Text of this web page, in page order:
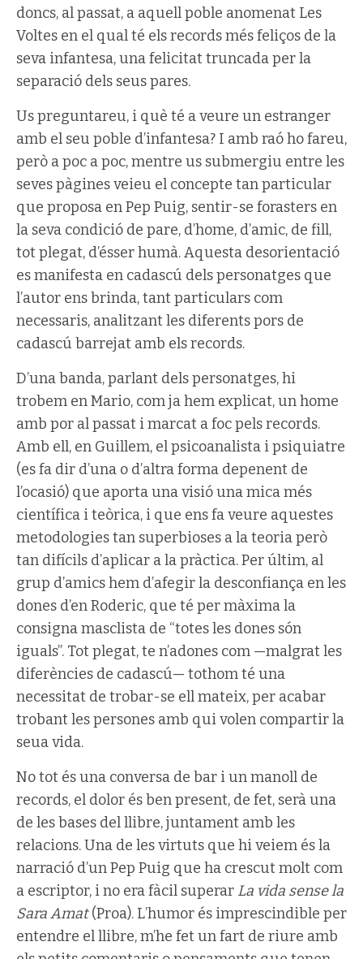
doncs, al passat, a aquell poble anomenat Les
Voltes en el qual té els records més feliços de la
seva infantesa, una felicitat truncada per la
separació dels seus pares.
Us preguntareu, i què té a veure un estranger
amb el seu poble d’infantesa? I amb raó ho fareu,
però a poc a poc, mentre us submergiu entre les
seves pàgines veieu el concepte tan particular
que proposa en Pep Puig, sentir-se forasters en
la seva condició de pare, d’home, d’amic, de fill,
tot plegat, d’ésser humà. Aquesta desorientació
es manifesta en cadascú dels personatges que
l’autor ens brinda, tant particulars com
necessaris, analitzant les diferents pors de
cadascú barrejat amb els records.
D’una banda, parlant dels personatges, hi
trobem en Mario, com ja hem explicat, un home
amb por al passat i marcat a foc pels records.
Amb ell, en Guillem, el psicoanalista i psiquiatre
(es fa dir d’una o d’altra forma depenent de
l’ocasió) que aporta una visió una mica més
científica i teòrica, i que ens fa veure aquestes
metodologies tan superbioses a la teoria però
tan difícils d’aplicar a la pràctica. Per últim, al
grup d’amics hem d’afegir la desconfiança en les
dones d’en Roderic, que té per màxima la
consigna masclista de “totes les dones són
iguals”. Tot plegat, te n’adones com —malgrat les
diferències de cadascú— tothom té una
necessitat de trobar-se ell mateix, per acabar
trobant les persones amb qui volen compartir la
seua vida.
No tot és una conversa de bar i un manoll de
records, el dolor és ben present, de fet, serà una
de les bases del llibre, juntament amb les
relacions. Una de les virtuts que hi veiem és la
narració d’un Pep Puig que ha crescut molt com
a escriptor, i no era fàcil superar La vida sense la
Sara Amat(Proa). L’humor és imprescindible per
entendre el llibre, m’he fet un fart de riure amb